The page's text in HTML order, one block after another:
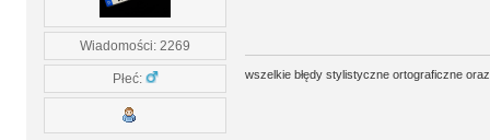
Wiadomości: 2269
Płeć: wszelkie błędy stylistyczne ortograficzne